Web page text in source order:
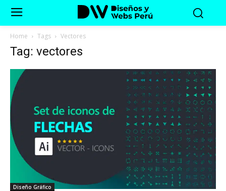
Home Tags Vectores
Tag: vectores
Diseño Gráfico